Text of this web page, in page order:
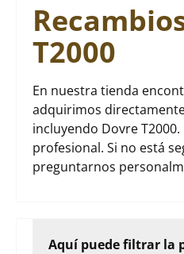
T2000
En nuestra tienda
adquirimos
incluyendo Dovre
profesional. Si no está
preguntarnos
Aquí puede filtrar la